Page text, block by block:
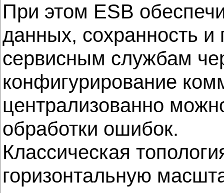
При этом ESB
данных, сохранность и
сервисным службам
конфигурирование
централизованно
обработки ошибок.
Классическая
горизонтальную